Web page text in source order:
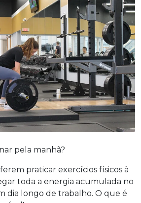
pela manhã?
praticar exercícios físicos à
toda a energia acumulada no
dia longo de trabalho. O que é